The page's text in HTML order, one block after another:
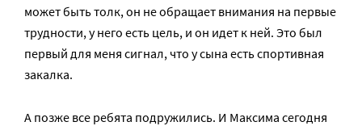
может быть толк, он не обращает внимания на первые
трудности, у него есть цель, и он идет к ней. Это был
первый для меня сигнал, что у сына есть спортивная
закалка.
А позже все ребята подружились. И Максима сегодня